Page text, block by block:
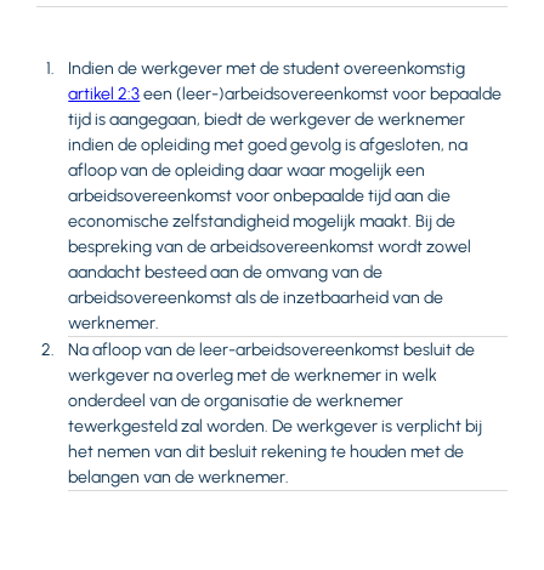
Indien de werkgever met de student overeenkomstig
artikel 2:3een (leer-)arbeidsovereenkomst voor bepaalde
tijd is aangegaan, biedt de werkgever de werknemer
indien de opleiding met goed gevolg is afgesloten, na
afloop van de opleiding daar waar mogelijk een
arbeidsovereenkomst voor onbepaalde tijd aan die
economische zelfstandigheid mogelijk maakt. Bij de
bespreking van de arbeidsovereenkomst wordt zowel
aandacht besteed aan de omvang van de
arbeidsovereenkomst als de inzetbaarheid van de
werknemer.
Na afloop van de leer-arbeidsovereenkomst besluit de
werkgever na overleg met de werknemer in welk
onderdeel van de organisatie de werknemer
tewerkgesteld zal worden. De werkgever is verplicht bij
het nemen van dit besluit rekening te houden met de
belangen van de werknemer.